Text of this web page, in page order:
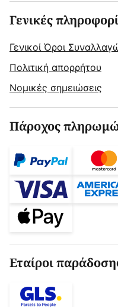
Γενικές
Γενικοί Όροι
Πολιτική απορρήτου
Νομικές σημειώσεις
Πάροχος
Εταίροι